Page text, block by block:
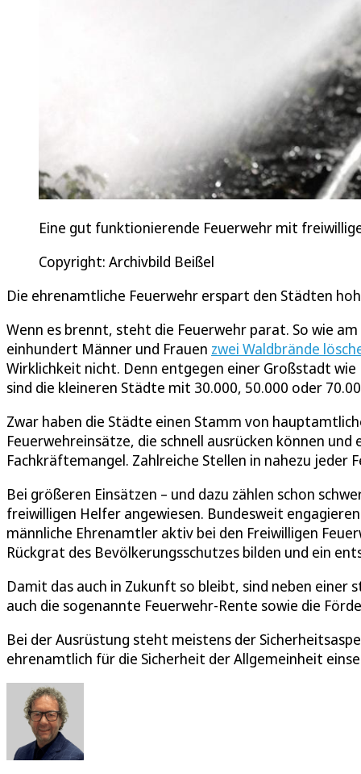
Eine gut funktionierende Feuerwehr mit
Copyright: Archivbild Beißel
Die ehrenamtliche Feuerwehr erspart den Städten
Wenn es brennt, steht die Feuerwehr parat. So wie
einhundert Männer und Frauen zwei Waldbrände
Wirklichkeit nicht. Denn entgegen einer Großstadt
sind die kleineren Städte mit 30.000, 50.000 oder
Zwar haben die Städte einen Stamm von
Feuerwehreinsätze, die schnell ausrücken können
Fachkräftemangel. Zahlreiche Stellen in nahezu jeder
Bei größeren Einsätzen – und dazu zählen schon
freiwilligen Helfer angewiesen. Bundesweit
männliche Ehrenamtler aktiv bei den Freiwilligen
Rückgrat des Bevölkerungsschutzes bilden und ein
Damit das auch in Zukunft so bleibt, sind neben
auch die sogenannte Feuerwehr-Rente sowie die
Bei der Ausrüstung steht meistens der
ehrenamtlich für die Sicherheit der Allgemeinheit